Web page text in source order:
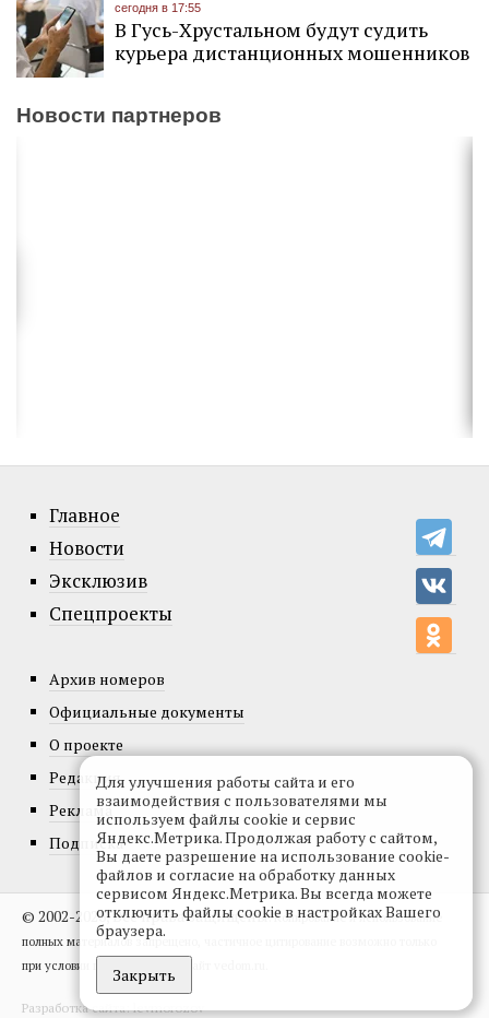
сегодня в 17:55
В Гусь-Хрустальном будут судить
курьера дистанционных мошенников
Новости партнеров
Главное
Новости
Эксклюзив
Спецпроекты
Архив номеров
Официальные документы
О проекте
Редакция
Реклама
Подписка
© 2002-2026, Все права защищены.Копирование и использование
полных материалов запрещено, частичное цитирование возможно только
при условии гиперссылки на сайт vedom.ru.
Разработка сайта:levmorozov
Для улучшения работы сайта и его
взаимодействия с пользователями мы
используем файлы cookie и сервис
Яндекс.Метрика. Продолжая работу с сайтом,
Вы даете разрешение на использование cookie-
файлов и согласие на обработку данных
сервисом Яндекс.Метрика. Вы всегда можете
отключить файлы cookie в настройках Вашего
браузера.
Закрыть